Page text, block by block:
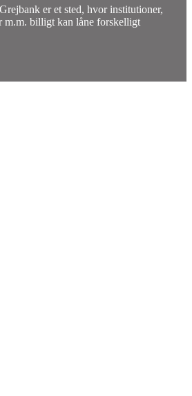
er et sted, hvor institutioner,
m.m. billigt kan låne forskelligt